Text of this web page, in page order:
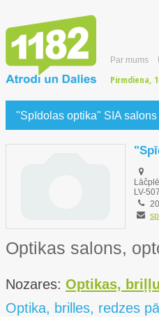
Par mums
Pirmdiena,
"Spīdolas optika" SIA salons
LV-
Optikas salons,
Nozares: Optikas,
Optika, brilles, redzes